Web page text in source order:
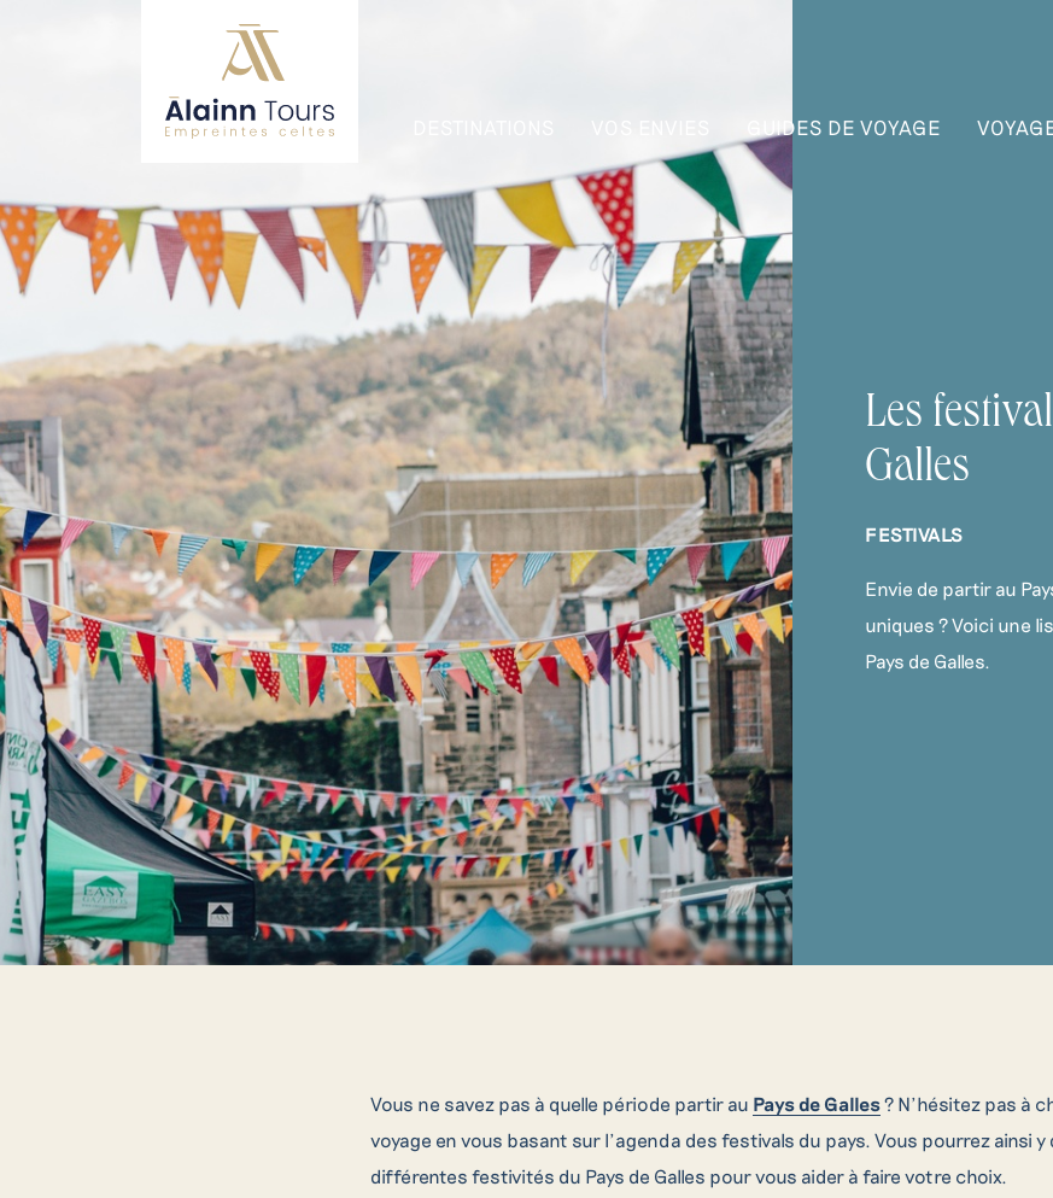
GUIDES DE VOYAGE
Les
Galles
FESTIVALS
Envie de partir au
uniques ? Voici une
Pays de Galles.
Vous ne savez pas à quelle période partir au Pays de Galles? N’hésitez pas à
voyage en vous basant sur l’agenda des festivals du pays. Vous pourrez ainsi
différentes festivités du Pays de Galles pour vous aider à faire votre choix.